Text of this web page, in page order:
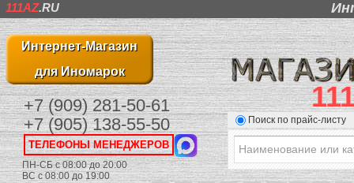
111AZ.RU
Интернет-Магазин
для Иномарок
+7 (909) 281-50-61
+7 (905) 138-55-50
ТЕЛЕФОНЫ МЕНЕДЖЕРОВ
ПН-СБ с 08:00 до 20:00
ВС с 08:00 до 19:00
Поиск по прайс-листу